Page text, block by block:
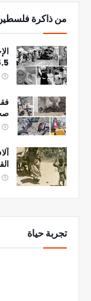
من ذاكرة
15.5
تجربة حياة